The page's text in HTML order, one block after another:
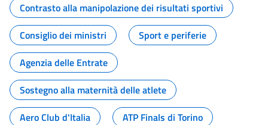
Contrasto alla manipolazione dei risultati sportivi
Consiglio dei ministri
Sport e periferie
Agenzia delle Entrate
Sostegno alla maternità delle atlete
Aero Club d'Italia
ATP Finals di Torino